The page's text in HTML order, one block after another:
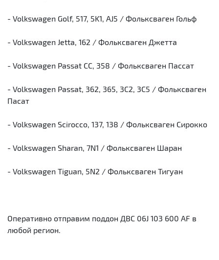
- Volkswagen Golf, 517, 5K1, AJ5 / Фольксваген Гольф
- Volkswagen Jetta, 162 / Фольксваген Джетта
- Volkswagen Passat CC, 358 / Фольксваген Пассат
- Volkswagen Passat, 362, 365, 3C2, 3C5 / Фольксваген
Пасат
- Volkswagen Scirocco, 137, 138 / Фольксваген Сирокко
- Volkswagen Sharan, 7N1 / Фольксваген Шаран
- Volkswagen Tiguan, 5N2 / Фольксваген Тигуан
Оперативно отправим поддон ДВС 06J 103 600 AF в
любой регион.